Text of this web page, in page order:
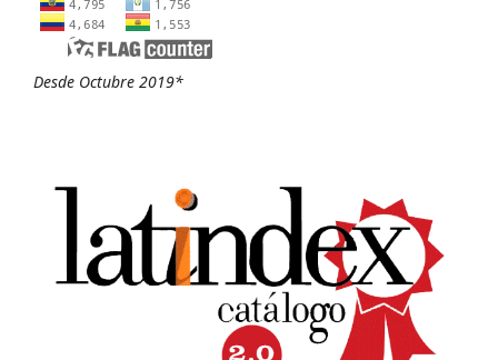
Desde Octubre 2019*